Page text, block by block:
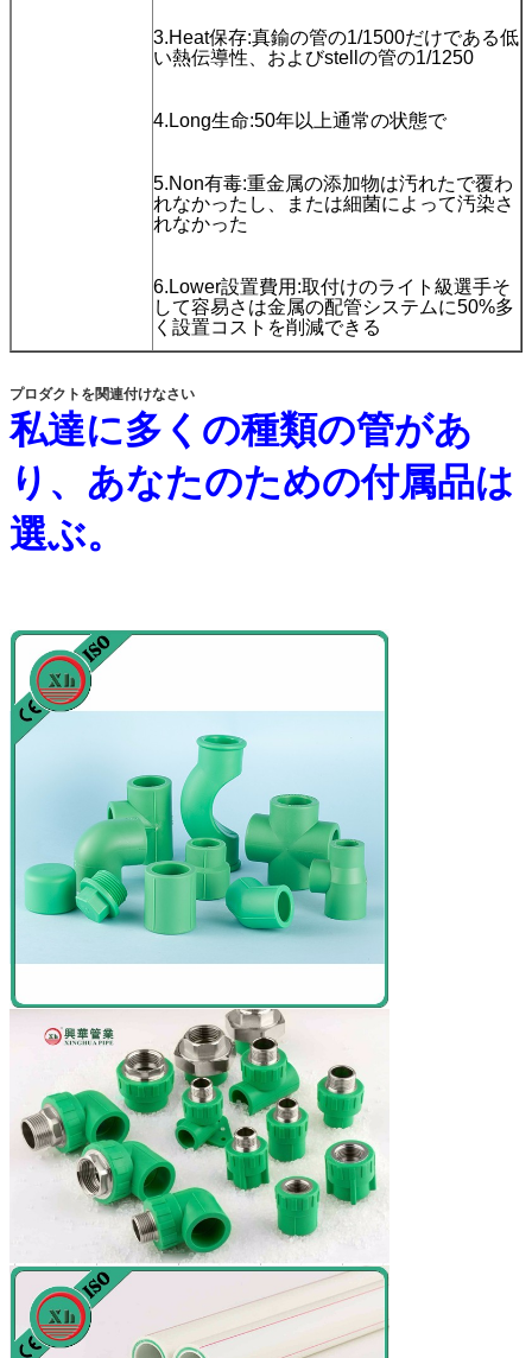
3.Heat保存:真鍮の管の1/1500だけである低
い熱伝導性、およびstellの管の1/1250
4.Long生命:50年以上通常の状態で
5.Non有毒:重金属の添加物は汚れたで覆わ
れなかったし、または細菌によって汚染さ
れなかった
6.Lower設置費用:取付けのライト級選手そ
して容易さは金属の配管システムに50%多
く設置コストを削減できる
プロダクトを関連付けなさい
私達に多くの種類の管があ
り、あなたのための付属品は
選ぶ。